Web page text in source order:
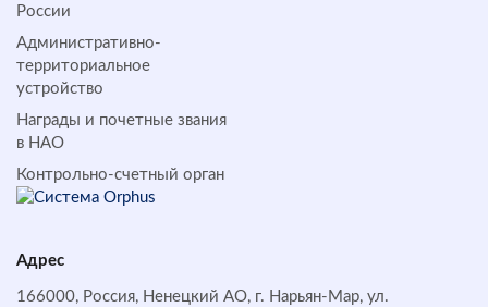
России
Административно-
территориальное
устройство
Награды и почетные звания
в НАО
Контрольно-счетный орган
Адрес
166000, Россия, Ненецкий АО, г. Нарьян-Мар, ул.